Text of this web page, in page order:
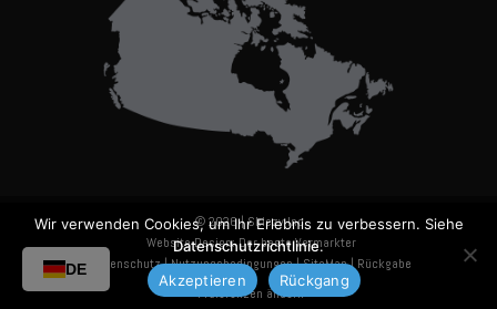
© 2026 | Skiezy Inc.
Website-Design:Der beste Vermarkter
Datenschutz|Nutzungsbedingungen|SiteMap|Rückgabe
Präferenzen ändern
Wir verwenden Cookies, um Ihr Erlebnis zu verbessern. Siehe
Datenschutzrichtlinie.
Akzeptieren
Rückgang
DE